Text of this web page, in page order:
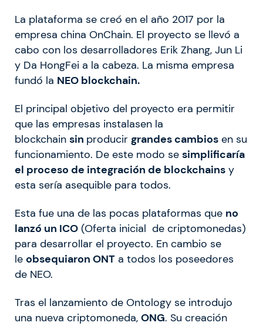
La plataforma se creó en el año 2017 por la
empresa china OnChain. El proyecto se llevó a
cabo con los desarrolladores Erik Zhang, Jun Li
y Da HongFei a la cabeza. La misma empresa
fundó la NEO blockchain.
El principal objetivo del proyecto era permitir
que las empresas instalasen la
blockchain sin producir grandes cambios en su
funcionamiento. De este modo se simplificaría
el proceso de integración de blockchains y
esta sería asequible para todos.
Esta fue una de las pocas plataformas que no
lanzó un ICO (Oferta inicial de criptomonedas)
para desarrollar el proyecto. En cambio se
le obsequiaron ONT a todos los poseedores
de NEO.
Tras el lanzamiento de Ontology se introdujo
una nueva criptomoneda, ONG. Su creación